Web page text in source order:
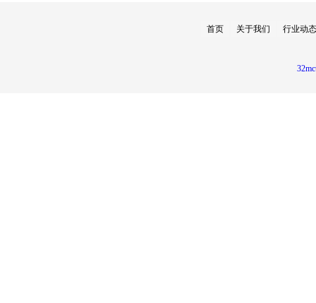
首页 关于我们 行业动态